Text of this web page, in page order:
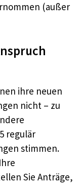
(außer
ihre neuen
nicht – zu
regulär
stimmen.
Sie Anträge,